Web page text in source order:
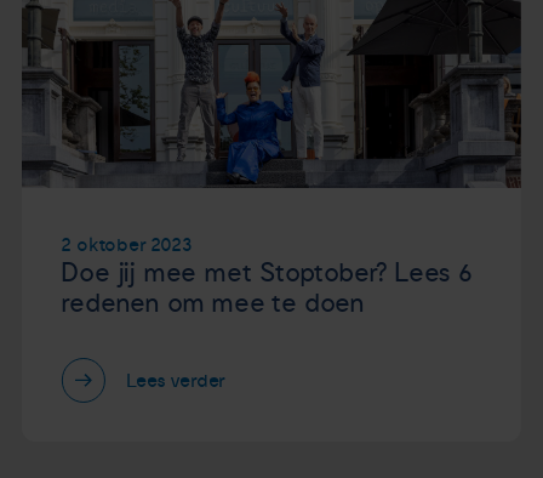
2 oktober 2023
Doe jij mee met Stoptober? Lees 6
redenen om mee te doen
Lees verder